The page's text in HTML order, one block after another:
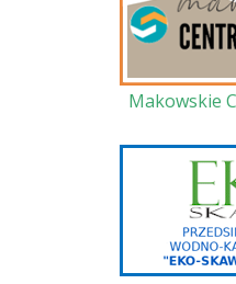
Makowskie